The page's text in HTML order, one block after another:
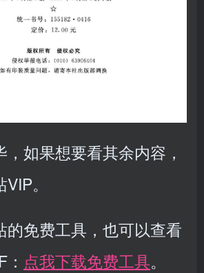
如果想要看其余内容，
。
的免费工具，也可以查看
点我下载免费工具。